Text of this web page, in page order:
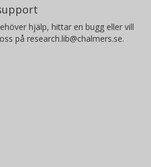
hjälp, hittar en bugg eller vill
på research.lib@chalmers.se.